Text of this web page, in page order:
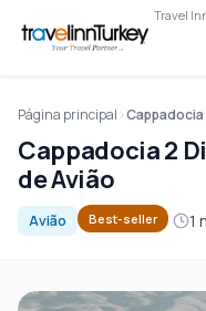
Travel
Página principal Cappadocia
Cappadocia 2
de Avião
Avião Best-seller 1